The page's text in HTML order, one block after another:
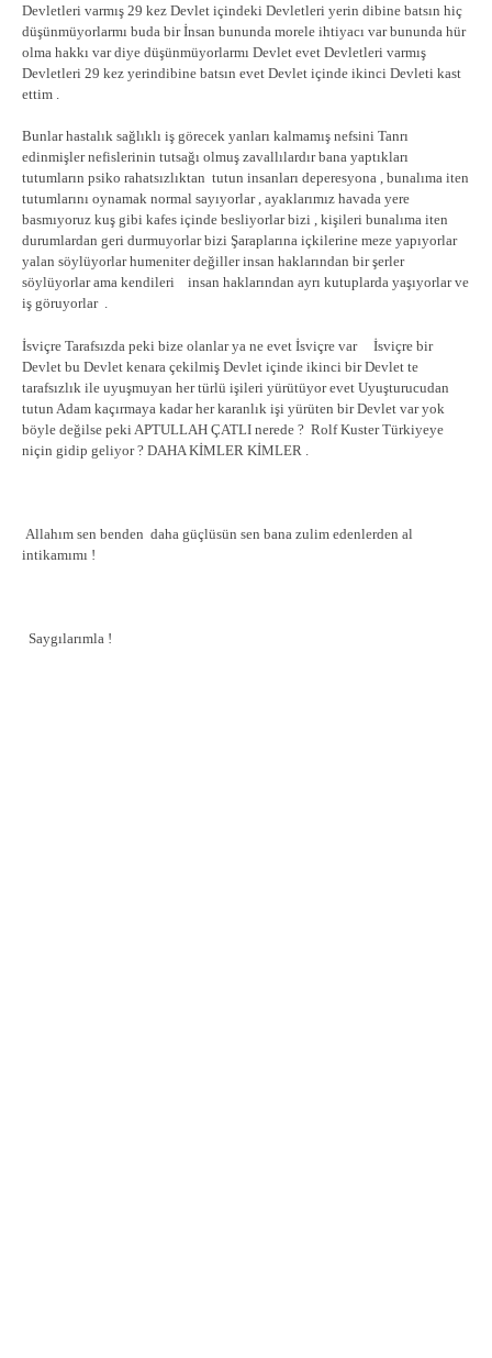
Devletleri varmış 29 kez Devlet içindeki Devletleri yerin dibine batsın hiç
düşünmüyorlarmı buda bir İnsan bununda morele ihtiyacı var bununda hür
olma hakkı var diye düşünmüyorlarmı Devlet evet Devletleri varmış
Devletleri 29 kez yerindibine batsın evet Devlet içinde ikinci Devleti kast
ettim .
Bunlar hastalık sağlıklı iş görecek yanları kalmamış nefsini Tanrı
edinmişler nefislerinin tutsağı olmuş zavallılardır bana yaptıkları
tutumların psiko rahatsızlıktan tutun insanları deperesyona , bunalıma iten
tutumlarını oynamak normal sayıyorlar , ayaklarımız havada yere
basmıyoruz kuş gibi kafes içinde besliyorlar bizi , kişileri bunalıma iten
durumlardan geri durmuyorlar bizi Şaraplarına içkilerine meze yapıyorlar
yalan söylüyorlar humeniter değiller insan haklarından bir şerler
söylüyorlar ama kendileri insan haklarından ayrı kutuplarda yaşıyorlar ve
iş göruyorlar .
İsviçre Tarafsızda peki bize olanlar ya ne evet İsviçre var İsviçre bir
Devlet bu Devlet kenara çekilmiş Devlet içinde ikinci bir Devlet te
tarafsızlık ile uyuşmuyan her türlü işileri yürütüyor evet Uyuşturucudan
tutun Adam kaçırmaya kadar her karanlık işi yürüten bir Devlet var yok
böyle değilse peki APTULLAH ÇATLI nerede ? Rolf Kuster Türkiyeye
niçin gidip geliyor ? DAHA KİMLER KİMLER .
Allahım sen benden daha güçlüsün sen bana zulim edenlerden al
intikamımı !
Saygılarımla !